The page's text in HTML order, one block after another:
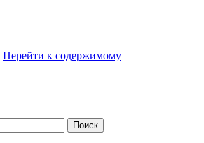
Перейти к содержимому